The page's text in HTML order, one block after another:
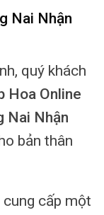
Nai Nhận
quý khách
Hoa Online
Nai Nhận
bản thân
cấp một